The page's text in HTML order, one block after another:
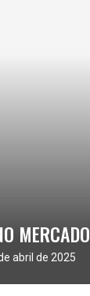
MERCADO
abril de 2025